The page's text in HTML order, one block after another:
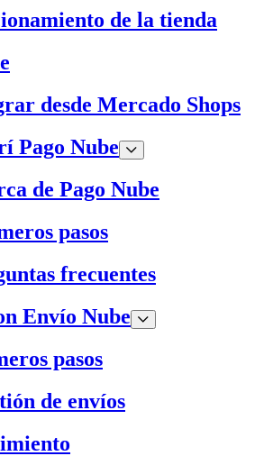
de la tienda
desde Mercado Shops
Pago Nube
de Pago Nube
pasos
frecuentes
Envío Nube
pasos
de envíos